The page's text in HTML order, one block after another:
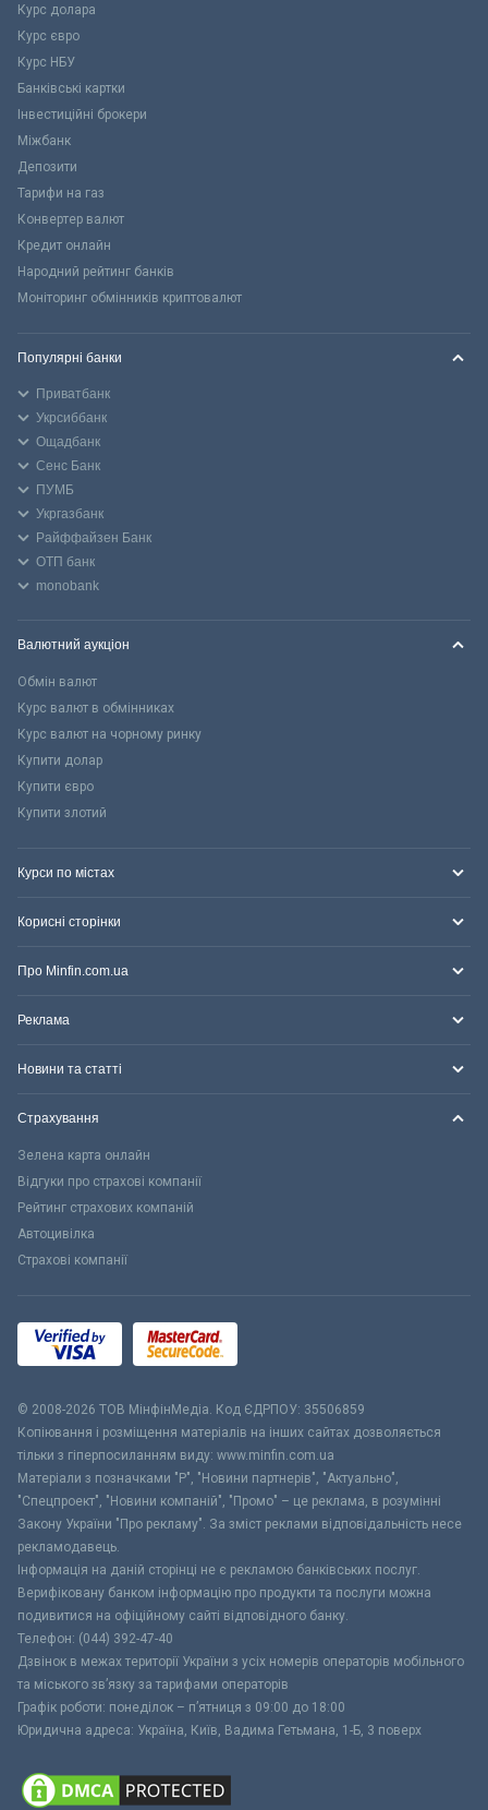
Курс долара
Курс євро
Курс НБУ
Банківські картки
Інвестиційні брокери
Міжбанк
Депозити
Тарифи на газ
Конвертер валют
Кредит онлайн
Народний рейтинг банків
Моніторинг обмінників криптовалют
Популярні банки
Приватбанк
Укрсиббанк
Ощадбанк
Сенс Банк
ПУМБ
Укргазбанк
Райффайзен Банк
ОТП банк
monobank
Валютний аукціон
Обмін валют
Курс валют в обмінниках
Курс валют на чорному ринку
Купити долар
Купити євро
Купити злотий
Курси по містах
Корисні сторінки
Про Minfin.com.ua
Реклама
Новини та статті
Страхування
Зелена карта онлайн
Відгуки про страхові компанії
Рейтинг страхових компаній
Автоцивілка
Страхові компанії
© 2008-2026 ТОВ МiнфiнМедiа. Код ЄДРПОУ: 35506859
Копіювання і розміщення матеріалів на інших сайтах дозволяється
тільки з гіперпосиланням виду: www.minfin.com.ua
Матеріали з позначками "Р", "Новини партнерів", "Актуально",
"Спецпроект", "Новини компаній", "Промо" – це реклама, в розумінні
Закону України "Про рекламу". За зміст реклами відповідальність несе
рекламодавець.
Інформація на даній сторінці не є рекламою банківських послуг.
Верифіковану банком інформацію про продукти та послуги можна
подивитися на офіційному сайті відповідного банку.
Телефон: (044) 392-47-40
Дзвінок в межах території України з усіх номерів операторів мобільного
та міського зв’язку за тарифами операторів
Графік роботи: понеділок – п’ятниця з 09:00 до 18:00
Юридична адреса: Україна, Київ, Вадима Гетьмана, 1-Б, 3 поверх